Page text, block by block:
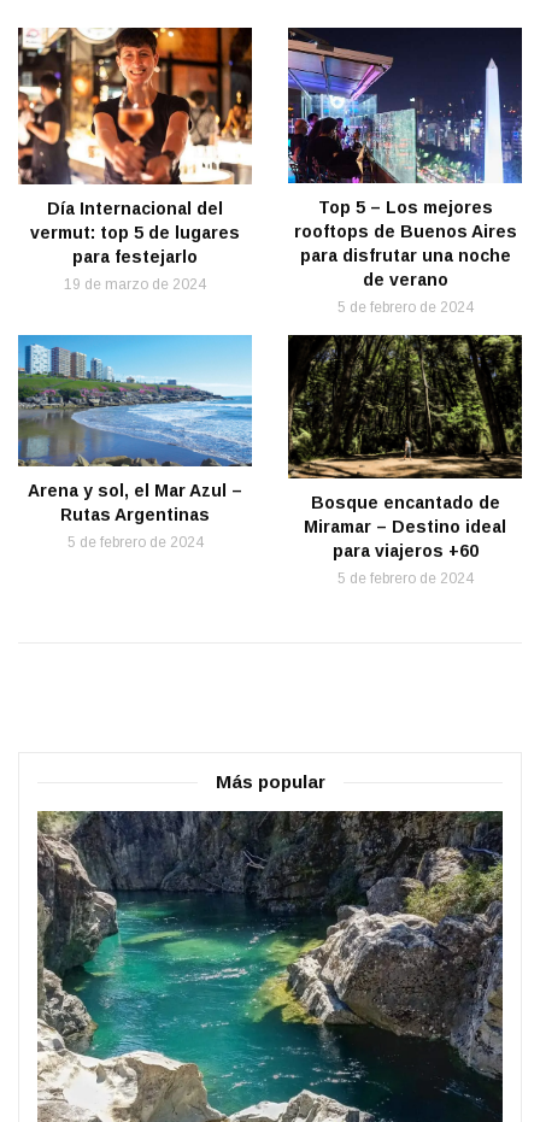
Día Internacional del
vermut: top 5 de lugares
para festejarlo
19 de marzo de 2024
Top 5 – Los mejores
rooftops de Buenos Aires
para disfrutar una noche
de verano
5 de febrero de 2024
Arena y sol, el Mar Azul –
Rutas Argentinas
5 de febrero de 2024
Bosque encantado de
Miramar – Destino ideal
para viajeros +60
5 de febrero de 2024
Más popular